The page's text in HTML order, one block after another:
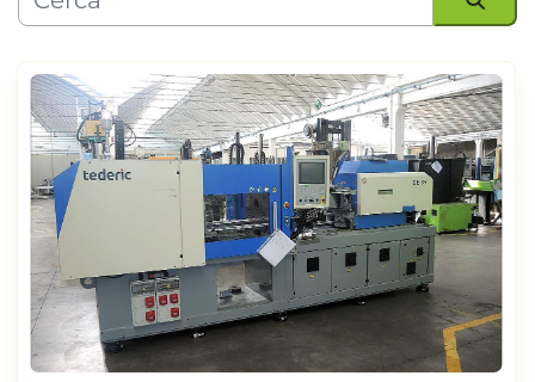
ANNO
Applicare Cancella
TONNELLAGGIO